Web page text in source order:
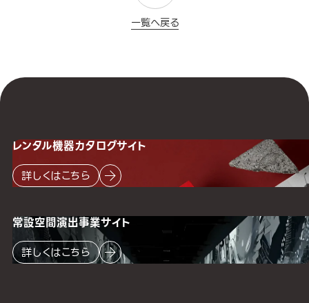
一覧へ戻る
レンタル機器カタログサイト
詳しくはこちら
常設空間演出事業サイト
詳しくはこちら